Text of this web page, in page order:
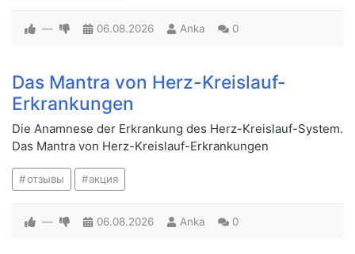
— 06.08.2026 Anka 0
Das Mantra von Herz-Kreislauf-
Erkrankungen
Die Anamnese der Erkrankung des Herz-Kreislauf-System.
Das Mantra von Herz-Kreislauf-Erkrankungen
отзывы акция
— 06.08.2026 Anka 0